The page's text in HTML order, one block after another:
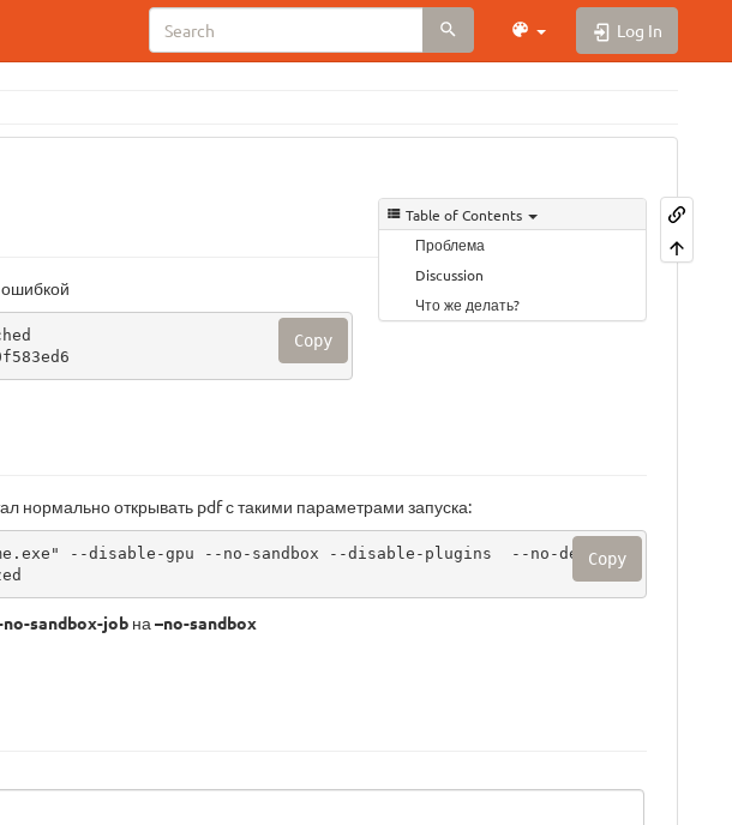
Log In
Table of Contents
Проблема
Discussion
Что же делать?
Copy
нормально открывать pdf с такими параметрами запуска:
--disable-gpu --no-sandbox --disable-plugins  --no-default
Copy
sandbox-job на –no-sandbox